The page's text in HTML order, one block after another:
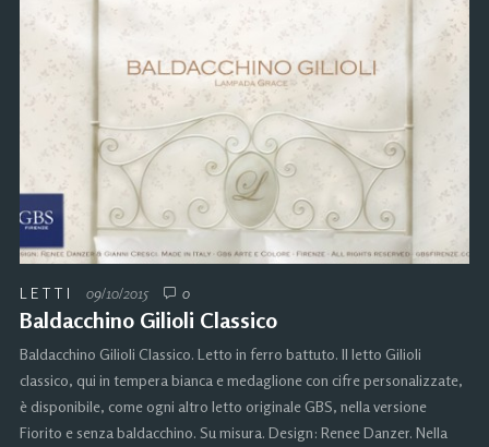
LETTI 09/10/2015 0
Baldacchino Gilioli Classico
Baldacchino Gilioli Classico. Letto in ferro battuto. Il letto Gilioli
classico, qui in tempera bianca e medaglione con cifre personalizzate,
è disponibile, come ogni altro letto originale GBS, nella versione
Fiorito e senza baldacchino. Su misura. Design: Renee Danzer. Nella